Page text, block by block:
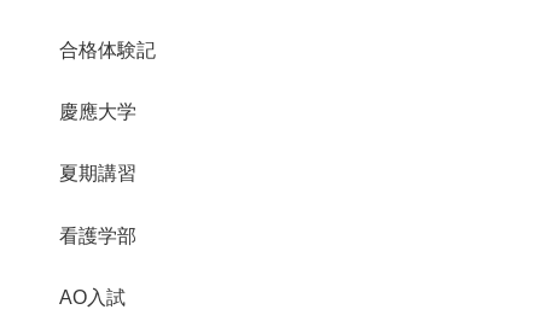
合格体験記
慶應大学
夏期講習
看護学部
AO入試